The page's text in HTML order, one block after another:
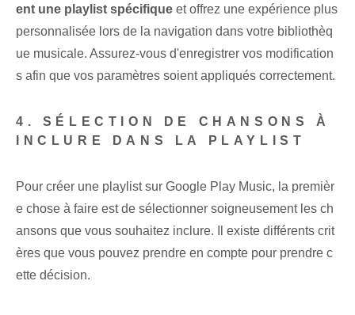
ent une playlist spécifique et offrez une expérience plus
personnalisée lors de la navigation dans votre bibliothèq
ue musicale. Assurez-vous d'enregistrer ‌vos modification
s ⁢afin que vos paramètres soient appliqués correctement.
4. SÉLECTION DE CHANSONS À
INCLURE DANS LA PLAYLIST
Pour créer une playlist sur Google Play Music, la premièr
e chose à faire est de sélectionner soigneusement les ch
ansons que vous souhaitez inclure. ⁣Il existe différents crit
ères que vous pouvez prendre en compte pour prendre c
ette décision.‌